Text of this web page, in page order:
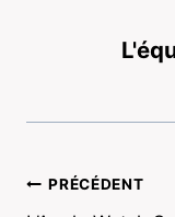
Navigation
PRÉCÉDENT